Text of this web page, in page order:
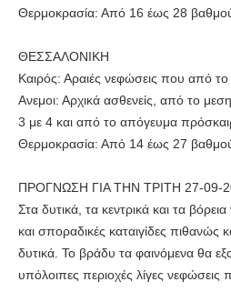
Θερμοκρασία: Από 16 έως 28
ΘΕΣΣΑΛΟΝΙΚΗ
Καιρός: Αραιές νεφώσεις που από
Ανεμοι: Αρχικά ασθενείς, από το
3 με 4 και από το απόγευμα
Θερμοκρασία: Από 14 έως 27
ΠΡΟΓΝΩΣΗ ΓΙΑ ΤΗΝ ΤΡΙΤΗ 27-09-
Στα δυτικά, τα κεντρικά και τα
και σποραδικές καταιγίδες πιθανώς
δυτικά. Το βράδυ τα φαινόμενα θα
υπόλοιπες περιοχές λίγες νεφώσεις